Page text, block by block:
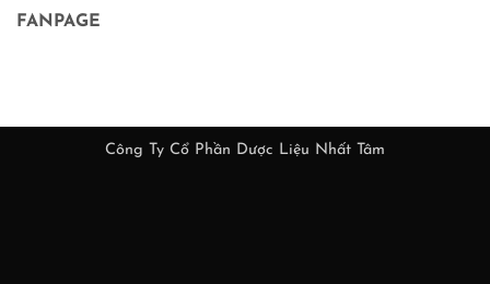
FANPAGE
Công Ty Cổ Phần Dược Liệu Nhất Tâm